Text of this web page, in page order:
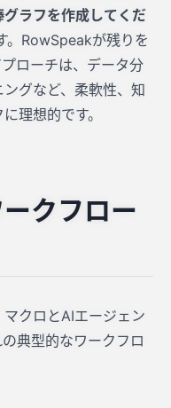
ラフを作成してくだ
。RowSpeakが残りを
ローチは、データ分
グなど、柔軟性、知
理想的です。
クフロー
クロとAIエージェン
典型的なワークフロ